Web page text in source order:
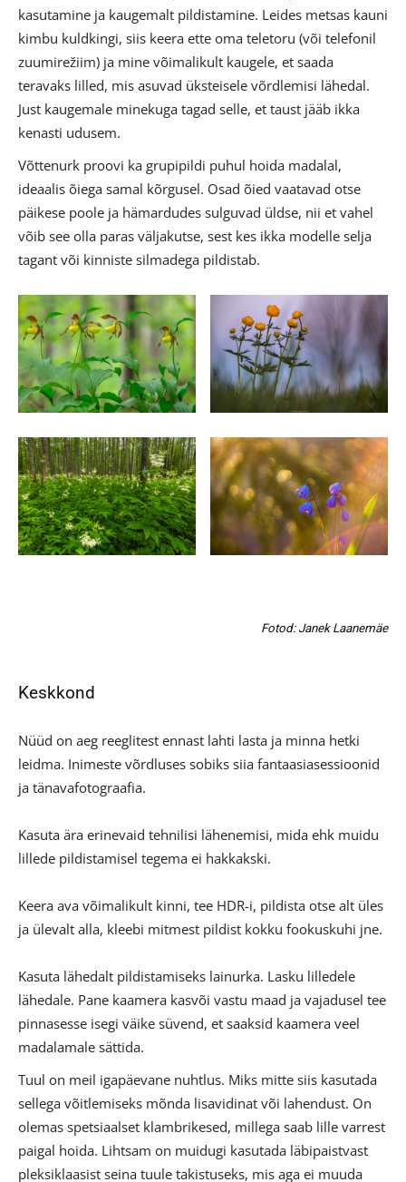
kasutamine ja kaugemalt pildistamine. Leides metsas kauni
kimbu kuldkingi, siis keera ette oma teletoru (või telefonil
zuumirežiim) ja mine võimalikult kaugele, et saada
teravaks lilled, mis asuvad üksteisele võrdlemisi lähedal.
Just kaugemale minekuga tagad selle, et taust jääb ikka
kenasti udusem.
Võttenurk proovi ka grupipildi puhul hoida madalal,
ideaalis õiega samal kõrgusel. Osad õied vaatavad otse
päikese poole ja hämardudes sulguvad üldse, nii et vahel
võib see olla paras väljakutse, sest kes ikka modelle selja
tagant või kinniste silmadega pildistab.
Fotod: Janek Laanemäe
Keskkond
Nüüd on aeg reeglitest ennast lahti lasta ja minna hetki
leidma. Inimeste võrdluses sobiks siia fantaasiasessioonid
ja tänavafotograafia.
Kasuta ära erinevaid tehnilisi lähenemisi, mida ehk muidu
lillede pildistamisel tegema ei hakkakski.
Keera ava võimalikult kinni, tee HDR-i, pildista otse alt üles
ja ülevalt alla, kleebi mitmest pildist kokku fookuskuhi jne.
Kasuta lähedalt pildistamiseks lainurka. Lasku lilledele
lähedale. Pane kaamera kasvõi vastu maad ja vajadusel tee
pinnasesse isegi väike süvend, et saaksid kaamera veel
madalamale sättida.
Tuul on meil igapäevane nuhtlus. Miks mitte siis kasutada
sellega võitlemiseks mõnda lisavidinat või lahendust. On
olemas spetsiaalset klambrikesed, millega saab lille varrest
paigal hoida. Lihtsam on muidugi kasutada läbipaistvast
pleksiklaasist seina tuule takistuseks, mis aga ei muuda